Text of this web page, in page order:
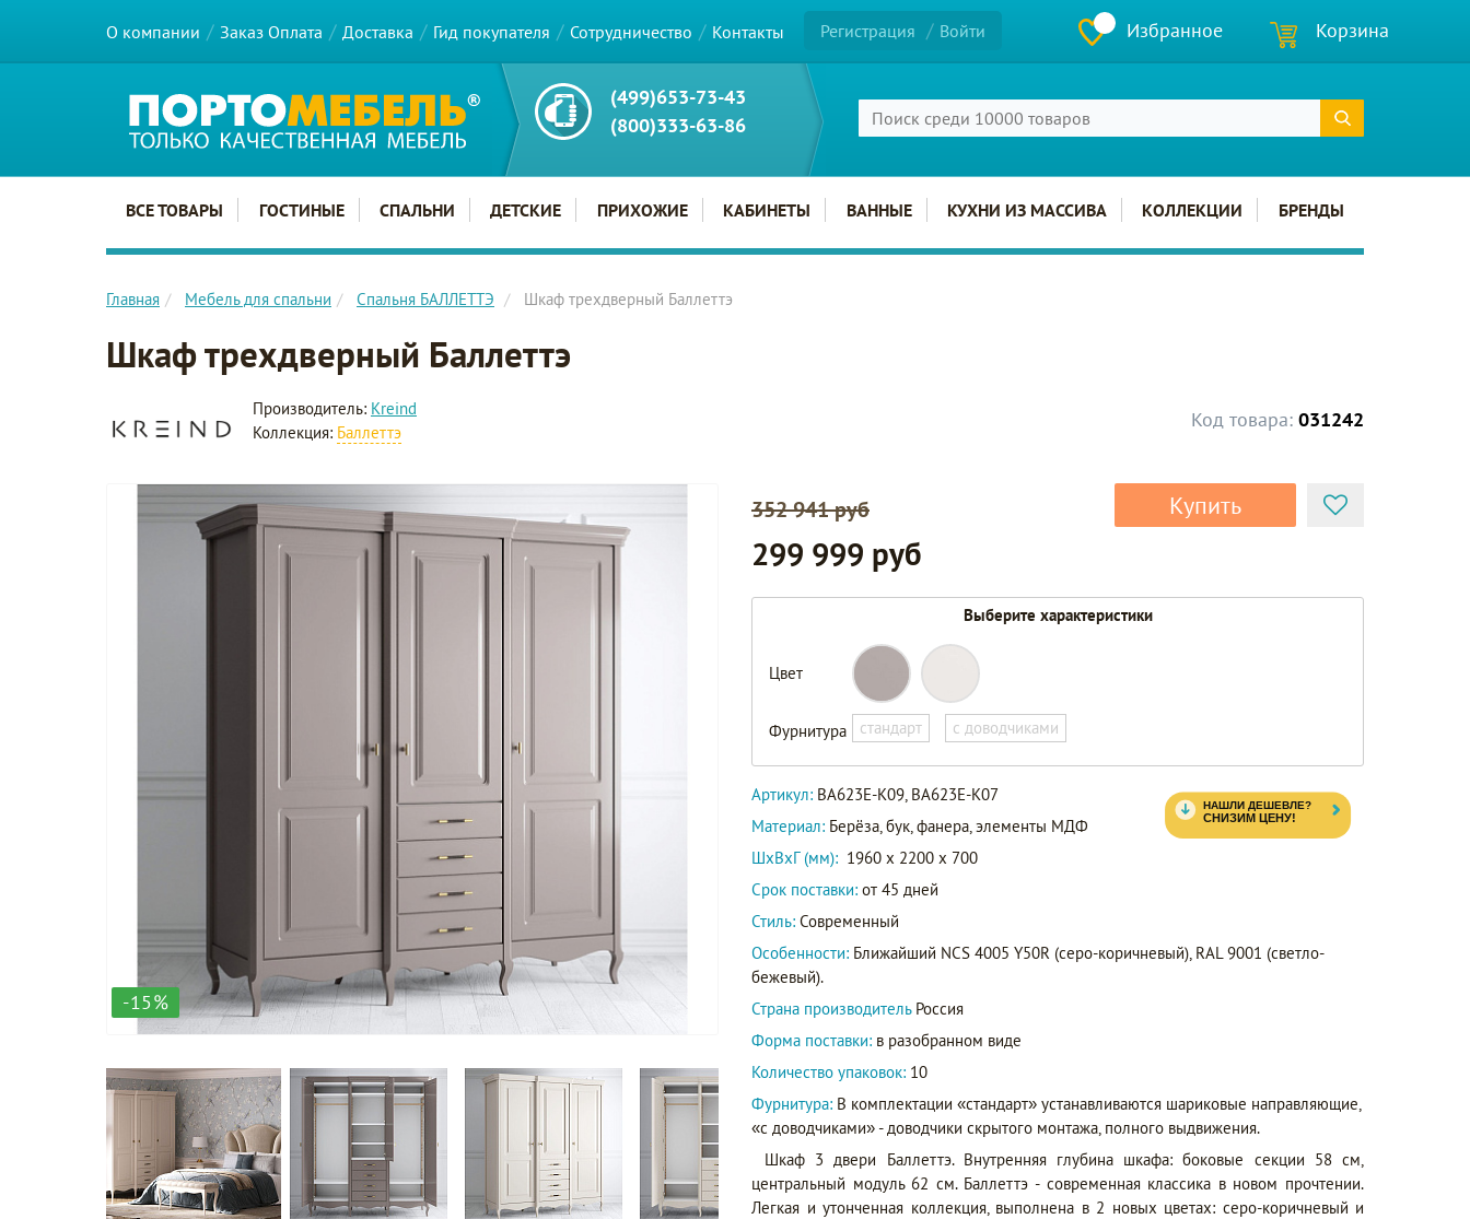
О компании Заказ Оплата Доставка Гид покупателя Сотрудничество Контакты Регистрация Войти Избранное Корзина
(499)653-73-43
(800)333-63-86
Главное меню сайта
ВСЕ ТОВАРЫ ГОСТИНЫЕ СПАЛЬНИ ДЕТСКИЕ ПРИХОЖИЕ КАБИНЕТЫ ВАННЫЕ КУХНИ ИЗ МАССИВА КОЛЛЕКЦИИ БРЕНДЫ
Главная Мебель для спальни Спальня БАЛЛЕТТЭ Шкаф трехдверный Баллеттэ
Шкаф трехдверный Баллеттэ
Код товара: 031242
Производитель: Kreind
Коллекция: Баллеттэ
-15%
352 941 руб
299 999 руб
Купить
Выберите характеристики
Цвет
BA623E-
K09
BA623E-
Фурнитура стандарт с доводчиками
Артикул: BA623E-K09, BA623E-K07
Материал: Берёза, бук, фанера, элементы МДФ
ШxВxГ (мм): 1960 x 2200 x 700
Срок поставки: от 45 дней
Стиль: Современный
Особенности: Ближайший NCS 4005 Y50R (серо-коричневый), RAL 9001 (светло-
бежевый).
Страна производитель Россия
Форма поставки: в разобранном виде
Количество упаковок: 10
Фурнитура: В комплектации «стандарт» устанавливаются шариковые направляющие,
«с доводчиками» - доводчики скрытого монтажа, полного выдвижения.
Шкаф 3 двери Баллеттэ. Внутренняя глубина шкафа: боковые секции 58 см,
центральный модуль 62 см. Баллеттэ - современная классика в новом прочтении.
Легкая и утонченная коллекция, выполнена в 2 новых цветах: серо-коричневый и